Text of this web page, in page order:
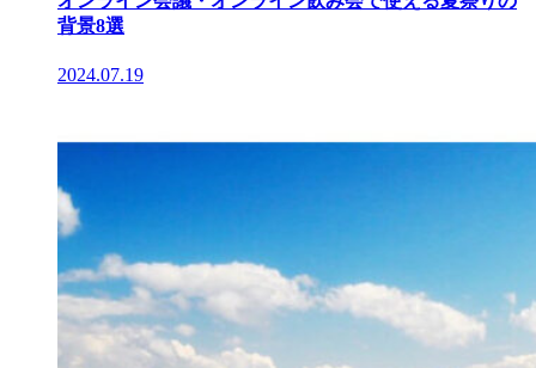
背景8選
2024.07.19